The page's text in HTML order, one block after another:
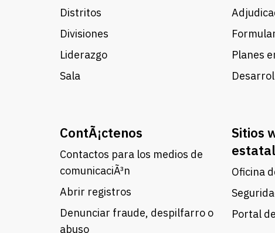
Distritos
Divisiones
Liderazgo
Sala
Planes
ContÃ¡ctenos
Contactos para los medios de
comunicaciÃ³n
Abrir registros
Denunciar fraude, despilfarro o
abuso
Sitios
Oficina
Portal